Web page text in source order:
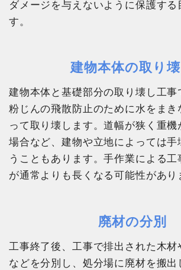
ダメージを与えないように保護する
す。
建物本体の取り
建物本体と基礎部分の取り壊し工事
粉じんの飛散防止のために水をまき
って取り壊します。道幅が狭く重機
場合など、建物や立地によっては手
うこともあります。手作業による工
が通常よりも長くなる可能性があり
廃材の分別
工事終了後、工事で排出された木材
などを分別し、処分場に廃材を搬出